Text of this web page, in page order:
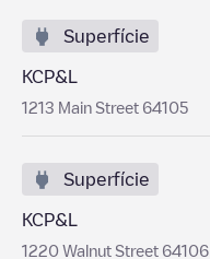
Superfície
KCP&L
1213 Main Street 64105
Superfície
KCP&L
1220 Walnut Street 64106